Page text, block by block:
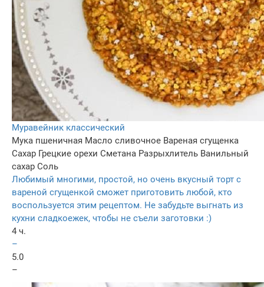
Муравейник классический
Мука пшеничная Масло сливочное Вареная сгущенка
Сахар Грецкие орехи Сметана Разрыхлитель Ванильный
сахар Соль
Любимый многими, простой, но очень вкусный торт с
вареной сгущенкой сможет приготовить любой, кто
воспользуется этим рецептом. Не забудьте выгнать из
кухни сладкоежек, чтобы не съели заготовки :)
4 ч.
–
5.0
–